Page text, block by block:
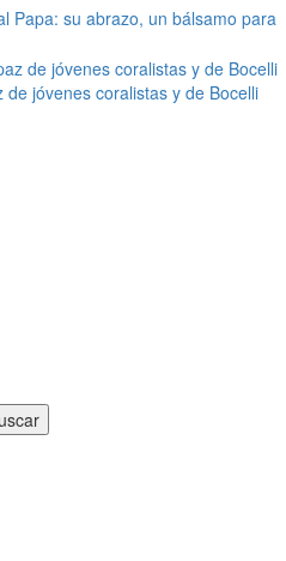
Papa: su abrazo, un bálsamo para
jóvenes coralistas y de Bocelli